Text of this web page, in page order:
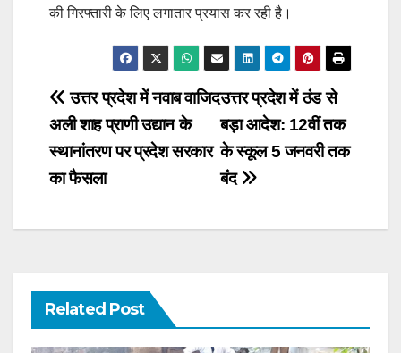
की गिरफ्तारी के लिए लगातार प्रयास कर रही है।
Post
navigation
उत्तर प्रदेश में ठंड से
बड़ा आदेश: 12वीं तक
के स्कूल 5 जनवरी तक
बंद
उत्तर प्रदेश में नवाब वाजिद
अली शाह प्राणी उद्यान के
स्थानांतरण पर प्रदेश सरकार
का फैसला
Related Post